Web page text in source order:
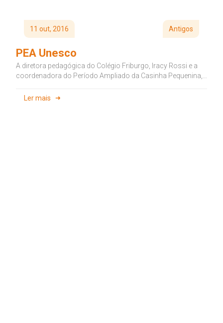
11 out, 2016 Antigos
PEA Unesco
A diretora pedagógica do Colégio Friburgo, Iracy Rossi e a
coordenadora do Período Ampliado da Casinha Pequenina,
Ler mais